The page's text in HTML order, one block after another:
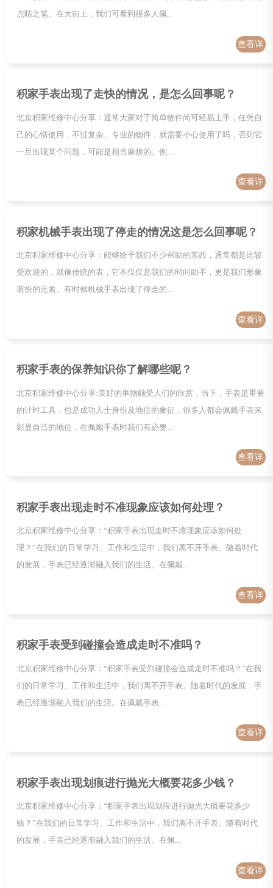
点睛之笔。在大街上，我们可看到很多人佩...
查看详
积家手表出现了走快的情况，是怎么回事呢？
北京积家维修中心分享：通常大家对于简单物件尚可轻易上手，任凭自
己的心情使用，不过复杂、专业的物件，就需要小心使用了吗，否则它
一旦出现某个问题，可能是相当麻烦的。例...
查看详
积家机械手表出现了停走的情况这是怎么回事呢？
北京积家维修中心分享：能够给予我们不少帮助的东西，通常都是比较
受欢迎的，就像传统的表，它不仅仅是我们的时间助手，更是我们形象
装扮的元素。有时候机械手表出现了停走的...
查看详
积家手表的保养知识你了解哪些呢？
北京积家维修中心分享:美好的事物颇受人们的欣赏，当下，手表是重要
的计时工具，也是成功人士身份及地位的象征，很多人都会佩戴手表来
彰显自己的地位，在佩戴手表时我们有必要...
查看详
积家手表出现走时不准现象应该如何处理？
北京积家维修中心分享：“积家手表出现走时不准现象应该如何处
理？”在我们的日常学习、工作和生活中，我们离不开手表。随着时代
的发展，手表已经逐渐融入我们的生活。在佩戴...
查看详
积家手表受到碰撞会造成走时不准吗？
北京积家维修中心分享：“积家手表受到碰撞会造成走时不准吗？”在我
们的日常学习、工作和生活中，我们离不开手表。随着时代的发展，手
表已经逐渐融入我们的生活。在佩戴手表...
查看详
积家手表出现划痕进行抛光大概要花多少钱？
北京积家维修中心分享：“积家手表出现划痕进行抛光大概要花多少
钱？”在我们的日常学习、工作和生活中，我们离不开手表。随着时代
的发展，手表已经逐渐融入我们的生活。在佩...
查看详